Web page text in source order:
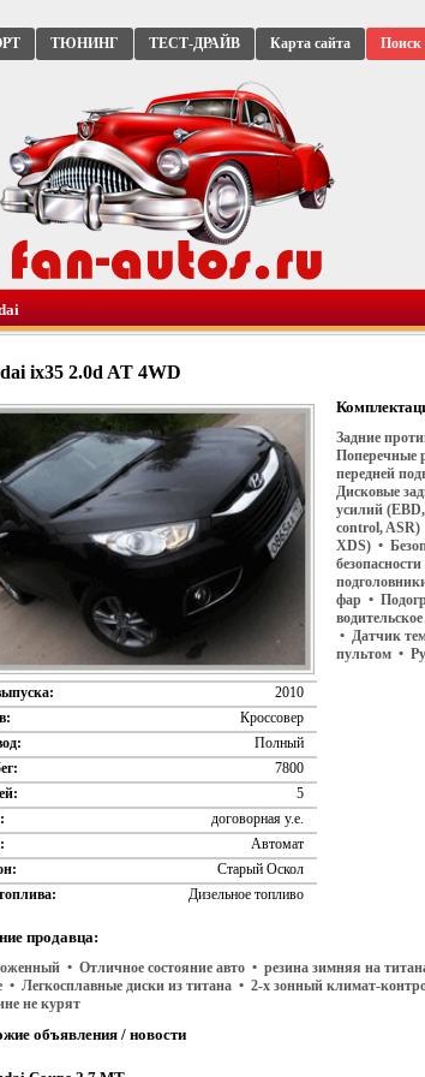
ТЮНИНГ ТЕСТ-ДРАЙВ Карта сайта Поиск
ix35 2.0d AT 4WD
2010
Кроссовер
Полный
7800
5
договорная у.е.
Автомат
Старый Оскол
Дизельное топливо
Задние
Поперечные
передней
Дисковые
усилий
control,
XDS) •
фар •
• Датчик
пультом •
продавца:
• Отличное состояние авто • резина зимняя на
• Легкосплавные диски из титана • 2-х зонный климат-
не курят
объявления / новости